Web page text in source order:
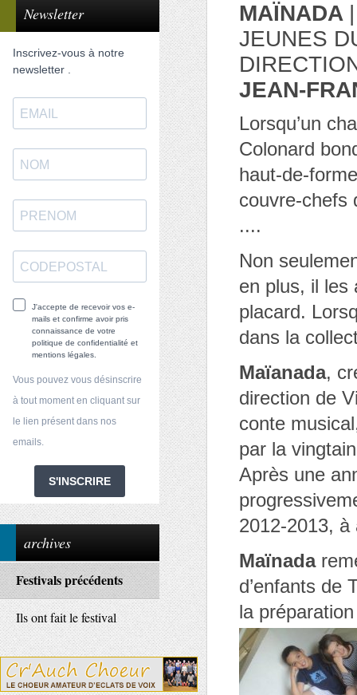
Newsletter
Inscrivez-vous à notre
newsletter .
J'accepte de recevoir vos e-
mails et confirme avoir pris
connaissance de votre
politique de confidentialité et
mentions légales.
Vous pouvez vous désinscrire
à tout moment en cliquant sur
le lien présent dans nos
emails.
S'INSCRIRE
archives
Festivals précédents
Ils ont fait le festival
MAÏNADA
JEUNES
JEAN-
Lorsqu’un
Colonard
haut-de-
couvre-chefs
....
Non
en plus, il les
placard.
dans la
Maïanada,
direction de
conte
par la
Après une
2012-2013,
Maïnada
d’enfants de
la